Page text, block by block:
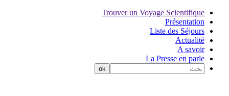
Trouver un Voyage Scientifique
Présentation
Liste des Séjours
Actualité
A savoir
La Presse en parle